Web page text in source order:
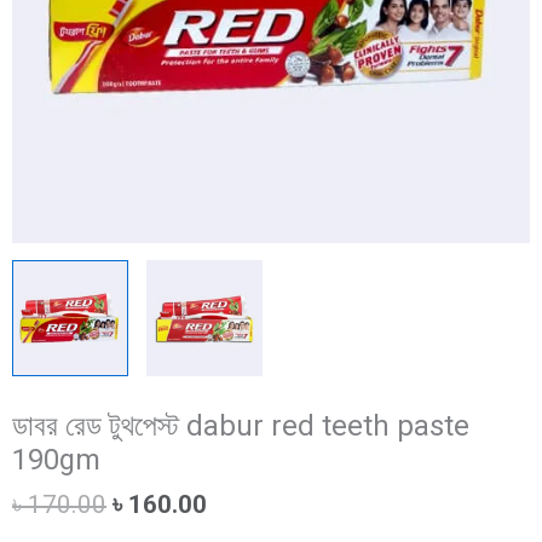
ডাবর রেড টুথপেস্ট dabur red teeth paste
190gm
৳170.00 Original
৳ 160.00